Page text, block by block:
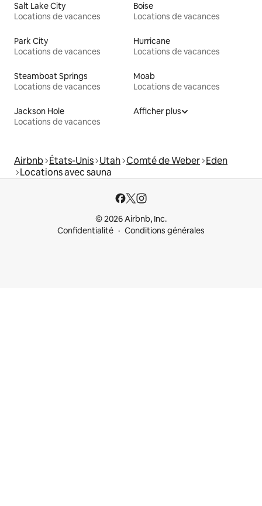
Salt Lake City
Locations de vacances
Boise
Locations de vacances
Park City
Locations de vacances
Hurricane
Locations de vacances
Steamboat Springs
Locations de vacances
Moab
Locations de vacances
Jackson Hole
Locations de vacances
Afficher plus
Airbnb États-Unis Utah Comté de Weber Eden
Locations avec sauna
© 2026 Airbnb, Inc.
Confidentialité
Conditions générales